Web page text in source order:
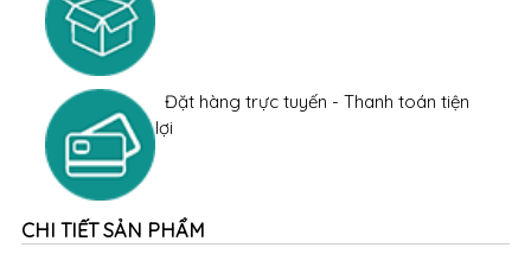
Đổi hàng trong 2 NGÀY (Sau 13h chiều)
Đặt hàng trực tuyến - Thanh toán tiện
lợi